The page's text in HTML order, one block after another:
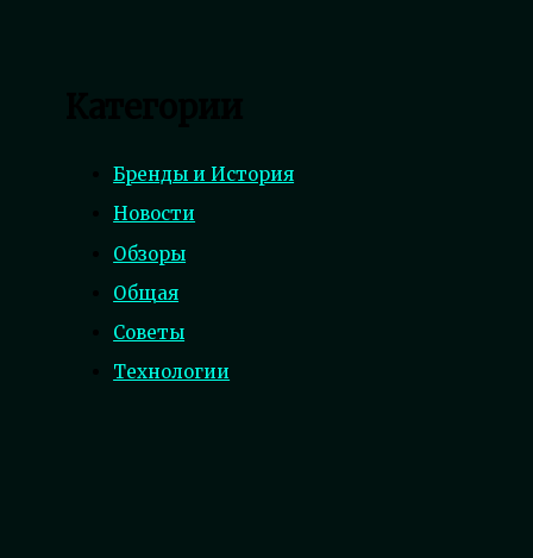
Бренды и История
Новости
Обзоры
Общая
Советы
Технологии